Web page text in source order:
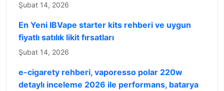
Şubat 14, 2026
En Yeni IBVape starter kits rehberi ve uygun
fiyatlı satılık likit fırsatları
Şubat 14, 2026
e-cigarety rehberi, vaporesso polar 220w
detaylı inceleme 2026 ile performans, batarya